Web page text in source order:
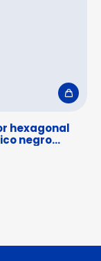
hexagonal
negro
huggies y